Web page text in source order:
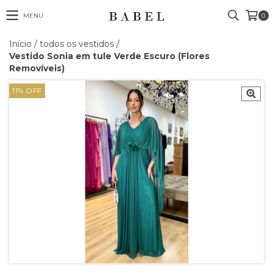
MENU 0
Início / todos os vestidos /
Vestido Sonia em tule Verde Escuro (Flores
Removíveis)
11% OFF